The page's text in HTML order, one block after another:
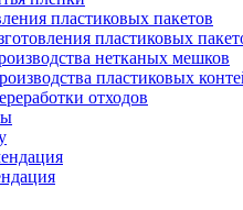
пластиковых пакетов
пластиковых
нетканых мешков
пластиковых
отходов